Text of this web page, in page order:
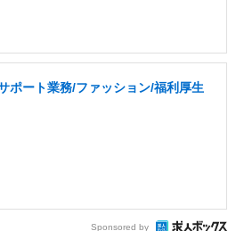
ポート業務/ファッション/福利厚生
Sponsored by